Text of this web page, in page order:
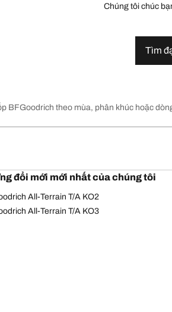
Chúng tôi chúc
Tìm
BFGoodrich theo mùa, phân khúc hoặc
đổi mới mới nhất của chúng tôi
All-Terrain T/A KO2
All-Terrain T/A KO3